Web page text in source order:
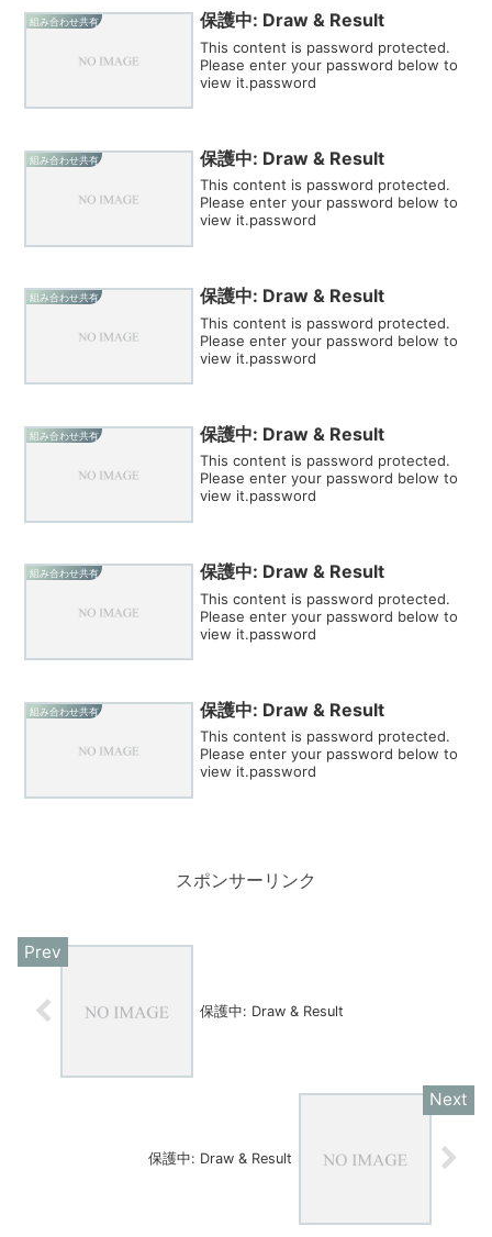
組み合わせ共有 保護中: Draw & Result
This content is password protected.
Please enter your password below to
view it.password
組み合わせ共有 保護中: Draw & Result
This content is password protected.
Please enter your password below to
view it.password
組み合わせ共有 保護中: Draw & Result
This content is password protected.
Please enter your password below to
view it.password
組み合わせ共有 保護中: Draw & Result
This content is password protected.
Please enter your password below to
view it.password
組み合わせ共有 保護中: Draw & Result
This content is password protected.
Please enter your password below to
view it.password
組み合わせ共有 保護中: Draw & Result
This content is password protected.
Please enter your password below to
view it.password
スポンサーリンク
保護中: Draw & Result
保護中: Draw & Result